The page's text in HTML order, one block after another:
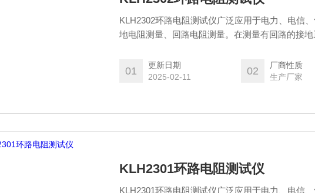
KLH2302环路电阻测试仪广泛应用于电力、电信
地电阻测量、回路电阻测量。在测量有回路的接
01
更新日期
2025-02-11
02
厂商性质
生产厂家
KLH2301环路电阻测试仪
KLH2301环路电阻测试仪广泛应用于电力、电信